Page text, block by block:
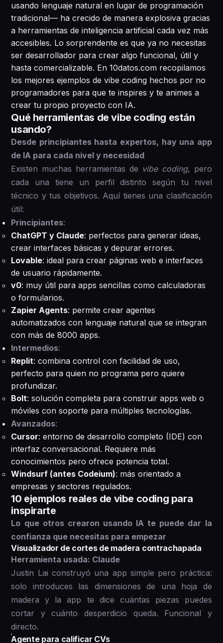
usando lenguaje natural en lugar de programación
tradicional— ha crecido de manera explosiva gracias
a herramientas de inteligencia artificial cada vez más
accesibles. Lo sorprendente es que ya no necesitas
ser desarrollador para crear algo funcional, útil y
hasta comercializable. En 10datos.com recopilamos
los mejores ejemplos de vibe coding hechos por no
programadores para que te inspires y te animes a
crear tu propio proyecto con IA.
Qué herramientas de vibe coding están
usando?
Desde principiantes hasta expertos, hay una app
de IA para cada nivel y necesidad
Existen muchas herramientas de vibe coding, pero
cada una tiene un perfil distinto según tu nivel
técnico y tus objetivos. Aquí tienes una clasificación
útil:
Principiantes:
ChatGPT y Claude: perfectos para generar ideas,
crear interfaces básicas y depurar errores.
Lovable: ideal para crear páginas web e interfaces
de usuario rápidamente.
v0: muy útil para apps sencillas como calculadoras
o formularios.
Zapier Agents: permite crear agentes
automatizados con lenguaje natural que se integran
con más de 8000 apps.
Intermedios:
Replit: combina control con facilidad de uso,
perfecto para quien no programa pero quiere
profundizar.
Bolt: solución completa para construir apps web o
móviles con soporte para múltiples tecnologías.
Avanzados:
Cursor: entorno de desarrollo completo (IDE) con
interfaz conversacional. Requiere más
conocimientos pero ofrece potencia total.
Windsurf (antes Codeium): más orientado a
empresas y sectores regulados.
10 ejemplos reales de vibe coding para
inspirarte
Lo que otros crearon usando IA te puede dar la
confianza que necesitas para empezar
Visualizador de cortes de madera contrachapada
Herramienta usada: Claude
Justin Lai construyó una app simple pero práctica:
solo introduces las dimensiones de una hoja de
madera y la app te dice cuántas piezas puedes
cortar y cuánto desperdicio queda. Funcional y
directo.
Agente para calificar CVs